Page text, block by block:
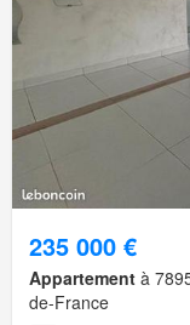
235 000 €
Appartement à
de-France